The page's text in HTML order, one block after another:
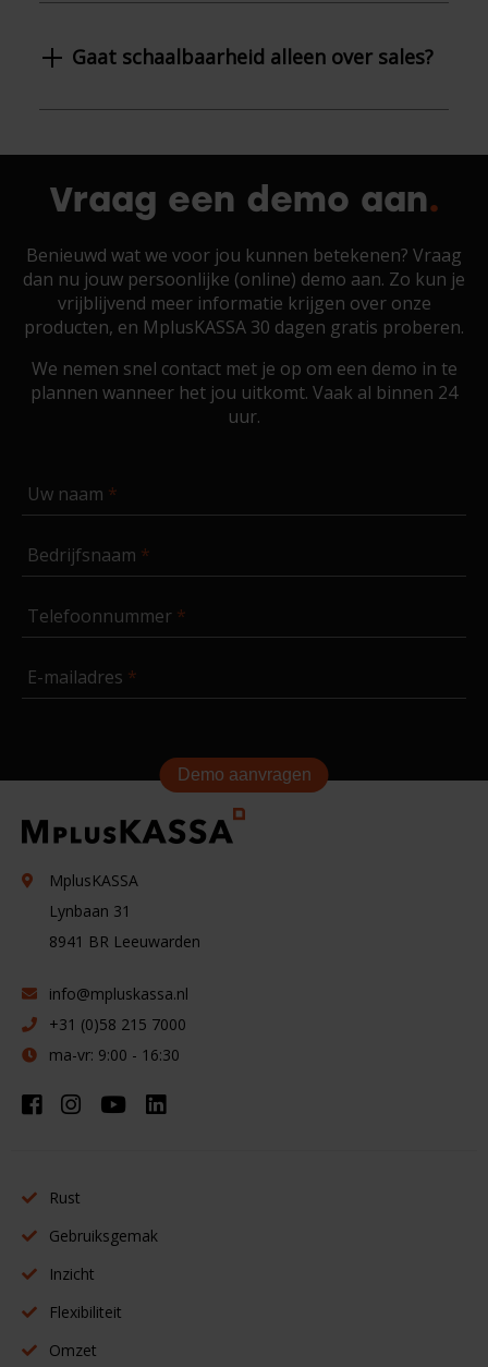
Gaat schaalbaarheid alleen over sales?
Vraag een demo aan
Benieuwd wat we voor jou kunnen betekenen? Vraag
dan nu jouw persoonlijke (online) demo aan. Zo kun je
vrijblijvend meer informatie krijgen over onze
producten, en MplusKASSA 30 dagen gratis proberen.
We nemen snel contact met je op om een demo in te
plannen wanneer het jou uitkomt. Vaak al binnen 24
uur.
Uw naam
Bedrijfsnaam
Telefoonnummer
E-mailadres
Demo aanvragen
MplusKASSA
Lynbaan 31
8941 BR Leeuwarden
info@mpluskassa.nl
+31 (0)58 215 7000
ma-vr: 9:00 - 16:30
Rust
Gebruiksgemak
Inzicht
Flexibiliteit
Omzet